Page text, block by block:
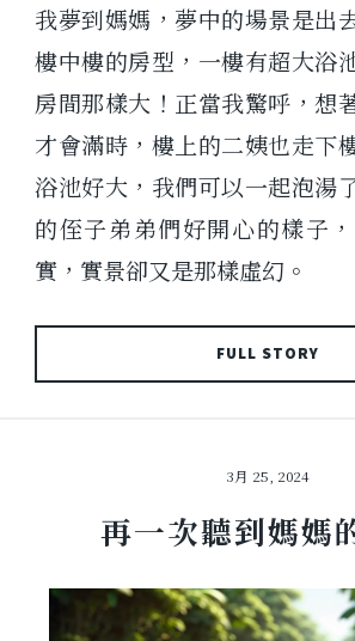
我夢到媽媽，夢中的場景是出
樓中樓的房型，一樓有超大浴
房間那樣大！正當我驚呼，想
才會滿時，樓上的二姨也走下
浴池好大，我們可以一起泡湯
的侄子弟弟們好開心的樣子
實，實景卻又是那樣虛幻。
FULL STORY
3月 25, 2024
再一次聽到媽媽